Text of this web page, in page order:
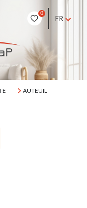
0
FR
AUTEUIL